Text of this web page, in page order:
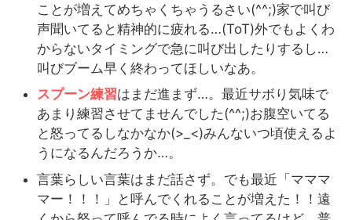
ことが増えてめちゃくちゃうるさい(^^;)家で叫び
声聞いてると精神的に疲れる…(ToT)外でもよくわ
からないタイミングで急に叫び出したりするし…
叫びブーム早く終わってほしいなあ。
スプーン練習はまだ進まず…。最近サボり気味で
あまり練習させてませんでした(^^;)お腹空いてる
と怒ってるしなかなか(>_<)みんないつ頃使えるよ
うになるんだろうか…。
言葉らしい言葉はまだ話さず。でも最近「マママ
マー！！！」と呼んでくれることが増えた！！遠